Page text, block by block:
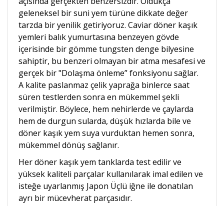
geleneksel bir suni yem türüne dikkate değer
tarzda bir yenilik getiriyoruz. Caviar döner kaşık
yemleri balık yumurtasına benzeyen gövde
içerisinde bir gömme tungsten denge bilyesine
sahiptir, bu benzeri olmayan bir atma mesafesi ve
gerçek bir "Dolaşma önleme” fonksiyonu sağlar.
A kalite paslanmaz çelik yaprağa binlerce saat
süren testlerden sonra en mükemmel şekli
verilmiştir. Böylece, hem nehirlerde ve çaylarda
hem de durgun sularda, düşük hızlarda bile ve
döner kaşık yem suya vurduktan hemen sonra,
mükemmel dönüş sağlanır.
Her döner kaşık yem tanklarda test edilir ve
yüksek kaliteli parçalar kullanılarak imal edilen ve
isteğe uyarlanmış Japon Üçlü iğne ile donatılan
ayrı bir mücevherat parçasıdır.